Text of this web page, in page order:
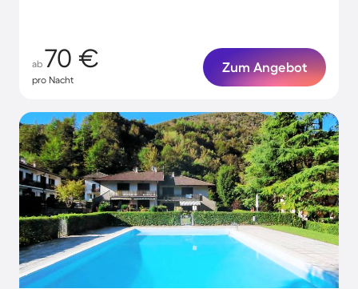
ab 70 €
pro Nacht
Zum Angebot